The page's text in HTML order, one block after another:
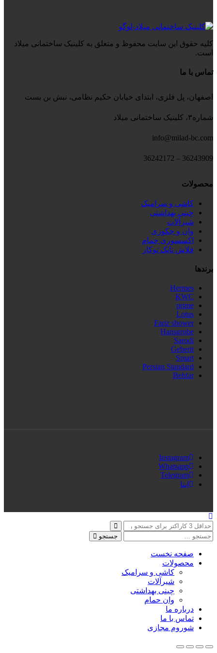
کلیه حقوق این سایت محفوظ و متعلق به کلینیک ساختمانی میلاد
است.
تماس با ما
اصفهان، پل فلزی، ابتدای خیابان حکیم نظامی، نبش بن بست
شماره۳، کلینیک ساختمانی میلاد
info@milad-bc.com
36243909 – 36242172
محصولات
کاشی و سرامیک
چینی بهداشتی
شیرآلات
وان و جکوزی
اکسسوری حمام
فلاش تانک توکار
برندها
Hermes
KWC
prime
Lotus
Fariz shower
Hansgrobe
Sarodi
Geberit
Smart
Persian Standard
Behfar
Instagram
Whatsapp
Telegram
ایتا
جستجو
صفحه نخست
محصولات
کاشی و سرامیک
شیرآلات
چینی بهداشتی
وان حمام
درباره ما
تماس با ما
شوروم مجازی